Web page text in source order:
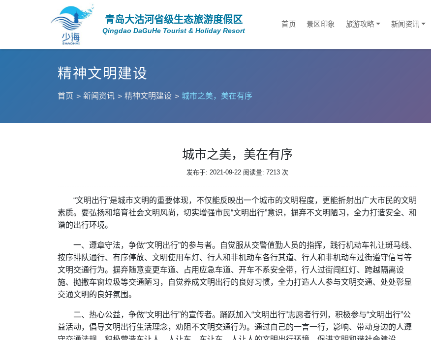
青岛大沽河省级生态旅游度假区
Qingdao DaGuHe Tourist & Holiday Resort
首页 景区印象 旅游攻略 新闻资讯
精神文明建设
首页 新闻资讯 精神文明建设 城市之美，美在有序
城市之美，美在有序
发布于: 2021-09-22 阅读量: 7213 次
“文明出行”是城市文明的重要体现，不仅能反映出一个城市的文明程度，更能折射出广大市民的文明
素质。要弘扬和培育社会文明风尚，切实增强市民“文明出行”意识，摒弃不文明陋习，全力打造安全、和
谐的出行环境。
一、遵章守法，争做“文明出行”的参与者。自觉服从交警值勤人员的指挥，践行机动车礼让斑马线、
按序排队通行、有序停放、文明使用车灯、行人和非机动车各行其道、行人和非机动车过街遵守信号等
文明交通行为。摒弃随意变更车道、占用应急车道、开车不系安全带，行人过街闯红灯、跨越隔离设
施、抛撒车窗垃圾等交通陋习，自觉养成文明出行的良好习惯，全力打造人人参与文明交通、处处彰显
交通文明的良好氛围。
二、热心公益，争做“文明出行”的宣传者。踊跃加入“文明出行”志愿者行列，积极参与“文明出行”公
益活动，倡导文明出行生活理念，劝阻不文明交通行为。通过自己的一言一行，影响、带动身边的人遵